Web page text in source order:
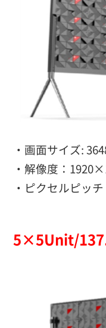
・画面サイズ:
・解像度：
・ピクセルピッ
5×5Unit/